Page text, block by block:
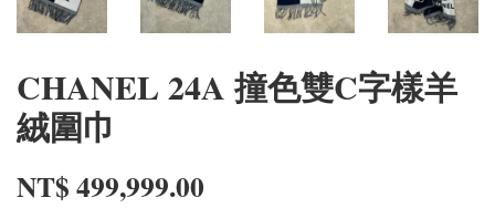
CHANEL 24A 撞色雙C字樣羊
絨圍巾
NT$ 499,999.00